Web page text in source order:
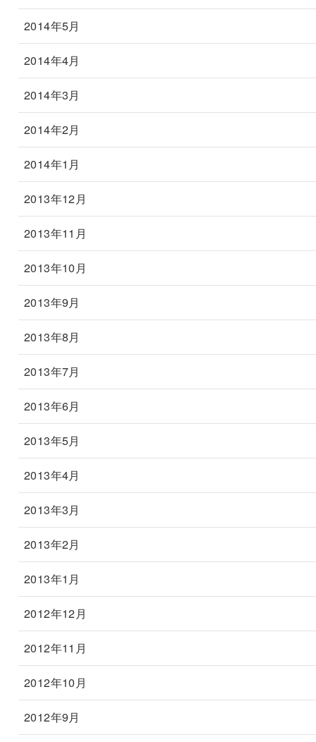
2014年5月
2014年4月
2014年3月
2014年2月
2014年1月
2013年12月
2013年11月
2013年10月
2013年9月
2013年8月
2013年7月
2013年6月
2013年5月
2013年4月
2013年3月
2013年2月
2013年1月
2012年12月
2012年11月
2012年10月
2012年9月